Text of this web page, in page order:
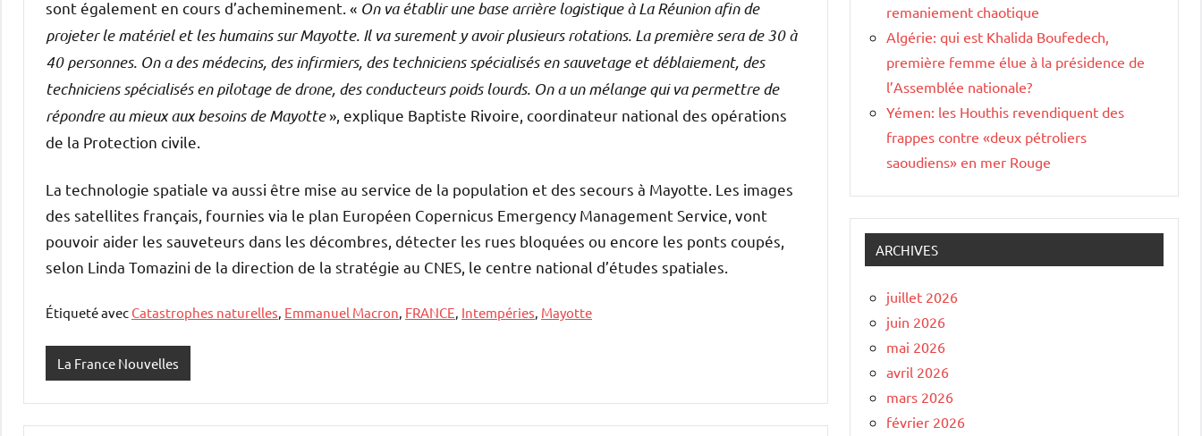
sont également en cours d’acheminement. « On va établir une base arrière logistique à La Réunion afin de
projeter le matériel et les humains sur Mayotte. Il va surement y avoir plusieurs rotations. La première sera de 30 à
40 personnes. On a des médecins, des infirmiers, des techniciens spécialisés en sauvetage et déblaiement, des
techniciens spécialisés en pilotage de drone, des conducteurs poids lourds. On a un mélange qui va permettre de
répondre au mieux aux besoins de Mayotte», explique Baptiste Rivoire, coordinateur national des opérations
de la Protection civile.
La technologie spatiale va aussi être mise au service de la population et des secours à Mayotte. Les images
des satellites français, fournies via le plan Européen Copernicus Emergency Management Service, vont
pouvoir aider les sauveteurs dans les décombres, détecter les rues bloquées ou encore les ponts coupés,
selon Linda Tomazini de la direction de la stratégie au CNES, le centre national d’études spatiales.
Étiqueté avec Catastrophes naturelles, Emmanuel Macron, FRANCE, Intempéries, Mayotte
La France Nouvelles
remaniement chaotique
Algérie: qui est Khalida Boufedech,
première femme élue à la présidence de
l’Assemblée nationale?
Yémen: les Houthis revendiquent des
frappes contre «deux pétroliers
saoudiens» en mer Rouge
ARCHIVES
juillet 2026
juin 2026
mai 2026
avril 2026
mars 2026
février 2026